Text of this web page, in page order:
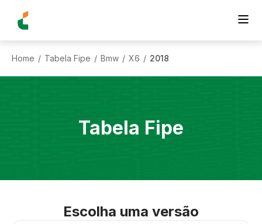
Home / Tabela Fipe / Bmw / X6 / 2018
Tabela Fipe
Escolha uma versão